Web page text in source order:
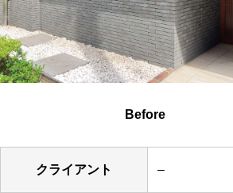
Before
クライアント –